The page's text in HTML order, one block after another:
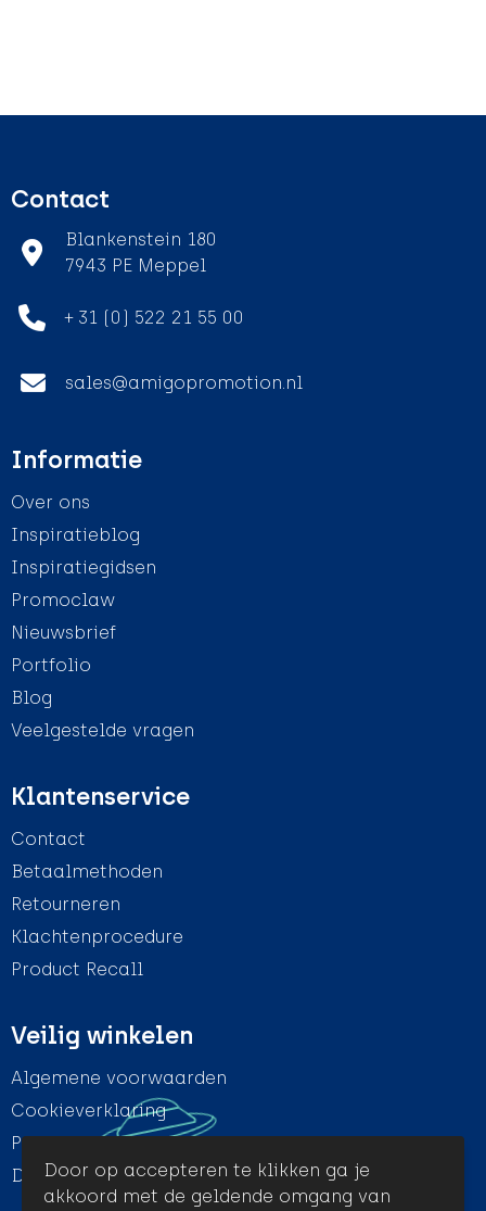
Contact
Blankenstein 180
7943 PE Meppel
+ 31 (0) 522 21 55 00
sales@amigopromotion.nl
Informatie
Over ons
Inspiratieblog
Inspiratiegidsen
Promoclaw
Nieuwsbrief
Portfolio
Blog
Veelgestelde vragen
Klantenservice
Contact
Betaalmethoden
Retourneren
Klachtenprocedure
Product Recall
Veilig winkelen
Algemene voorwaarden
Cookieverklaring
Privacyverklaring
Disclaimer
Door op accepteren te klikken ga je
akkoord met de geldende omgang van